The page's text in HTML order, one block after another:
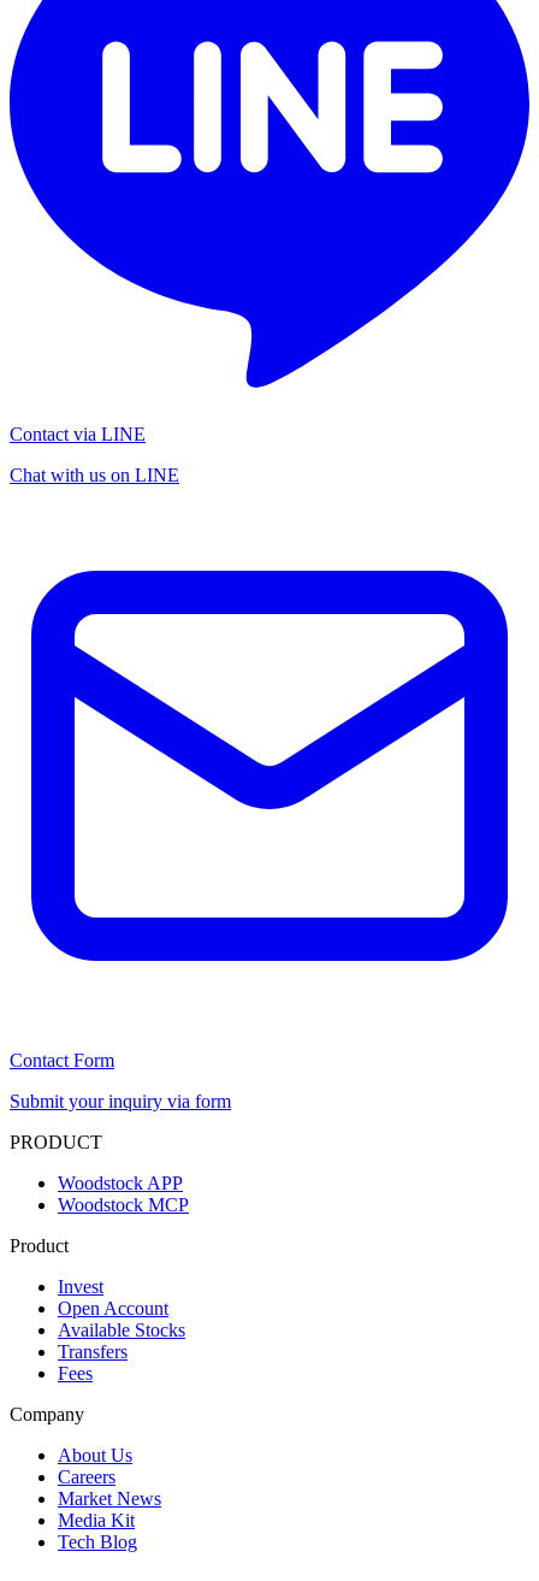
Contact via LINE
Chat with us on LINE
Contact Form
Submit your inquiry via form
PRODUCT
Woodstock APP
Woodstock MCP
Product
Invest
Open Account
Available Stocks
Transfers
Fees
Company
About Us
Careers
Market News
Media Kit
Tech Blog